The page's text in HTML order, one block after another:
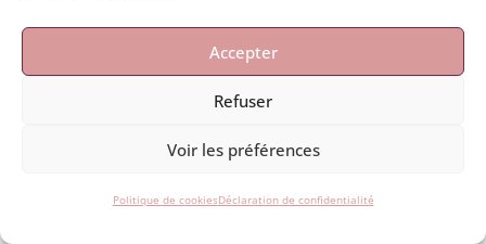
Accepter
Refuser
Voir les préférences
Politique de cookiesDéclaration de confidentialité